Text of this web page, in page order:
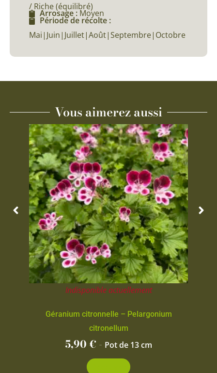
/ Riche (équilibré)
Arrosage :Moyen
Période de récolte :
Mai|Juin|Juillet|Août|Septembre|Octobre
Vous aimerez aussi
Indisponible actuellement
Géranium citronnelle – Pelargonium
citronellum
5,90€ - Pot de 13 cm